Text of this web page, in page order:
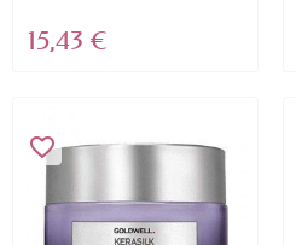
15,43 €
favorite_border